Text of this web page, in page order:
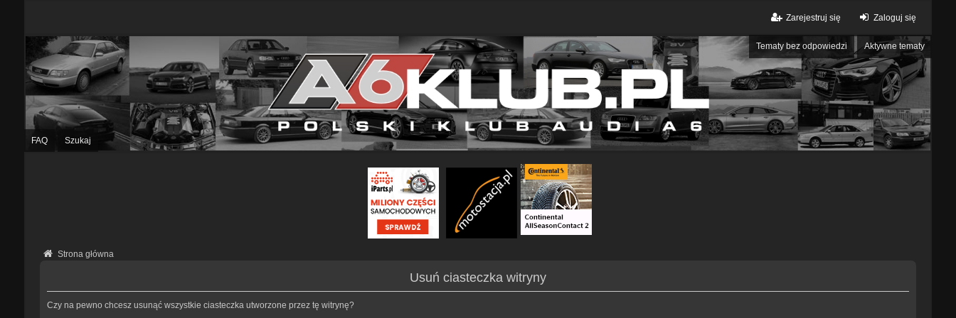
Zaloguj się
Zarejestruj się
Tematy bez odpowiedzi Aktywne tematy
FAQ Szukaj
Strona główna
Usuń ciasteczka witryny
Czy na pewno chcesz usunąć wszystkie ciasteczka utworzone przez tę witrynę?